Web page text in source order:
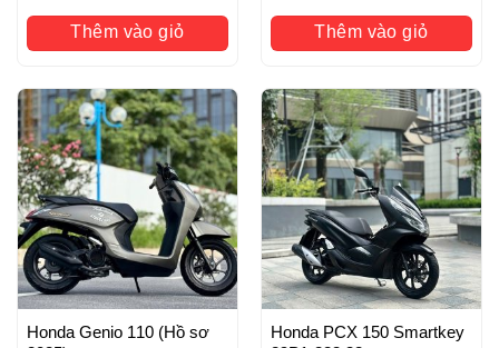
Thêm vào giỏ Thêm vào giỏ
Honda Genio 110 (Hồ sơ
Honda PCX 150 Smartkey